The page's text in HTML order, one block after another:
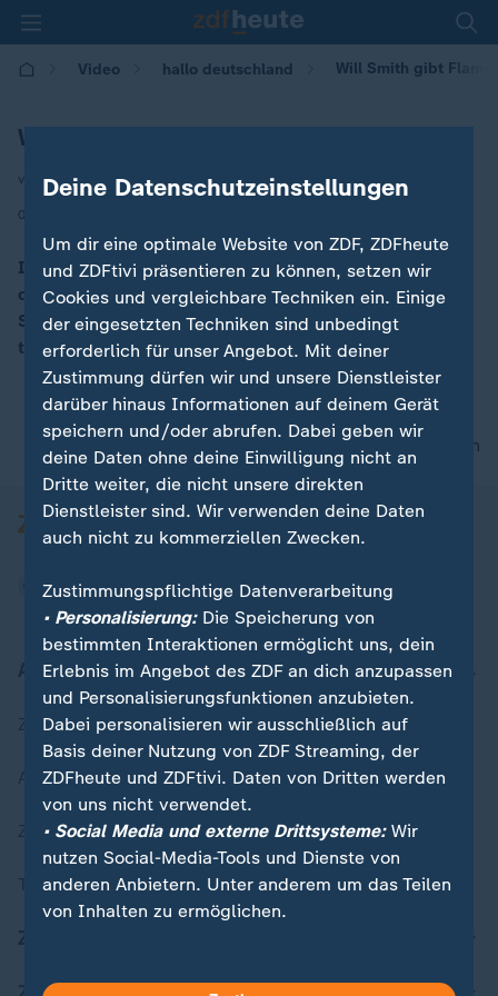
Video hallo deutschland Will Smith gibt
Will Smith tanzt Flamenco in Spanien
von Maya Zanettin
06.08.2025 | 17:10
In einem Flamenco Tablao in der Stadt Marbella stellt
der US-amerikanische Schauspieler und Sänger Will
Smith seine Tanzkünste zur Show und tanzt den
traditionellen spanischen Tanz Flamenco.
nach oben
Aktuell bei ZDFheute
Zuletzt veröffentlicht
Aktuelle Sendungs-Videos
ZDFheute Stories
Themen im Überblick
Deine Datenschutzeinstellungen
Um dir eine optimale Website von ZDF, ZDFheute
und ZDFtivi präsentieren zu können, setzen wir
Cookies und vergleichbare Techniken ein. Einige
der eingesetzten Techniken sind unbedingt
erforderlich für unser Angebot. Mit deiner
Zustimmung dürfen wir und unsere Dienstleister
darüber hinaus Informationen auf deinem Gerät
speichern und/oder abrufen. Dabei geben wir
deine Daten ohne deine Einwilligung nicht an
Dritte weiter, die nicht unsere direkten
Dienstleister sind. Wir verwenden deine Daten
auch nicht zu kommerziellen Zwecken.
Zustimmungspflichtige Datenverarbeitung
• Personalisierung:Die Speicherung von
bestimmten Interaktionen ermöglicht uns, dein
Erlebnis im Angebot des ZDF an dich anzupassen
und Personalisierungsfunktionen anzubieten.
Dabei personalisieren wir ausschließlich auf
Basis deiner Nutzung von ZDF Streaming, der
ZDFheute und ZDFtivi. Daten von Dritten werden
von uns nicht verwendet.
• Social Media und externe Drittsysteme:Wir
nutzen Social-Media-Tools und Dienste von
anderen Anbietern. Unter anderem um das Teilen
von Inhalten zu ermöglichen.
deine Daten speichern und verarbeiten dürfen.